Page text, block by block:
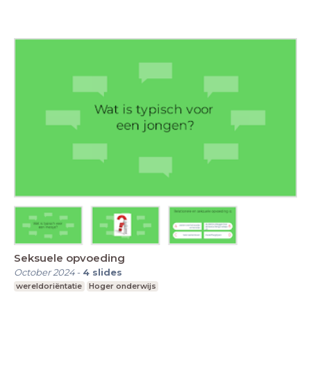
Seksuele opvoeding
October 2024- 4 slides
wereldoriëntatie Hoger onderwijs